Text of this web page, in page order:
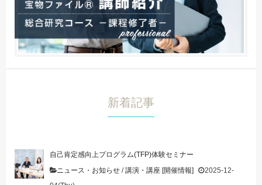
新着記事
自己肯定感向上プログラム(TFP)体験セミナー
ニュース・お知らせ /講演・講座 [開催情報]
2025-12-